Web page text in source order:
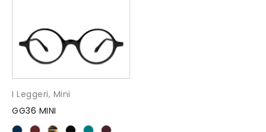
I Leggeri, Mini
GG36 MINI